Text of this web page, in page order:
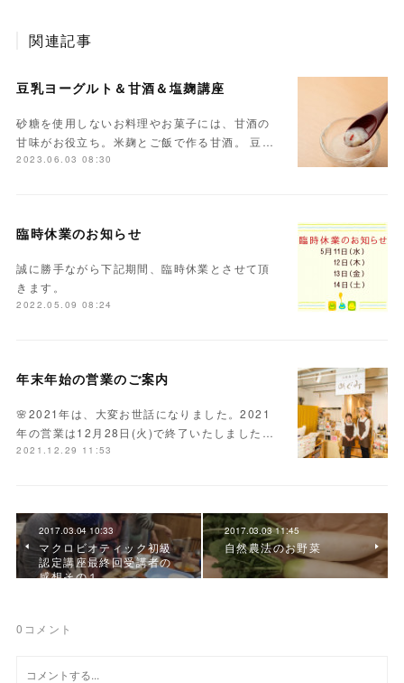
関連記事
豆乳ヨーグルト＆甘酒＆塩麹講座
砂糖を使用しないお料理やお菓子には、甘酒の
甘味がお役立ち。米麹とご飯で作る甘酒。 豆…
2023.06.03 08:30
臨時休業のお知らせ
誠に勝手ながら下記期間、臨時休業とさせて頂
きます。
2022.05.09 08:24
年末年始の営業のご案内
🌸2021年は、大変お世話になりました。2021
年の営業は12月28日(火)で終了いたしました…
2021.12.29 11:53
2017.03.04 10:33
マクロビオティック初級
認定講座最終回受講者の
感想その１
2017.03.03 11:45
自然農法のお野菜
0 コメント